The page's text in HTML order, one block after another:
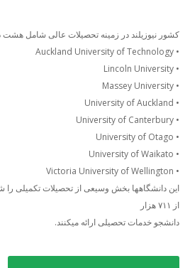
کشور نیوزیلند در زمینه تحصیلات عالی شامل هشت
• Auckland University of Technology
• Lincoln University
• Massey University
• University of Auckland
• University of Canterbury
• University of Otago
• University of Waikato
• Victoria University of Wellington
این دانشگاهها بخش وسیعی از تحصیلات تکمیلی
از ۷۱۱ هزار
دانشجو خدمات تحصیلی ارائه میکنند.